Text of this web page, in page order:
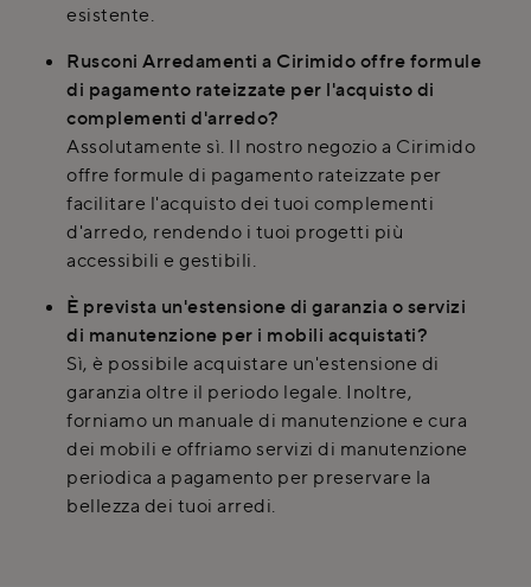
esistente.
Rusconi Arredamenti a Cirimido offre formule
di pagamento rateizzate per l'acquisto di
complementi d'arredo?
Assolutamente sì. Il nostro negozio a Cirimido
offre formule di pagamento rateizzate per
facilitare l'acquisto dei tuoi complementi
d'arredo, rendendo i tuoi progetti più
accessibili e gestibili.
È prevista un'estensione di garanzia o servizi
di manutenzione per i mobili acquistati?
Sì, è possibile acquistare un'estensione di
garanzia oltre il periodo legale. Inoltre,
forniamo un manuale di manutenzione e cura
dei mobili e offriamo servizi di manutenzione
periodica a pagamento per preservare la
bellezza dei tuoi arredi.